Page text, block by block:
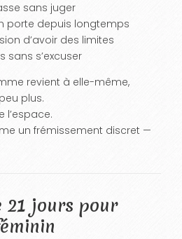
sans juger
porte depuis longtemps
d’avoir des limites
sans s’excuser
revient à elle-même,
plus.
l’espace.
un frémissement discret —
21 jours pour